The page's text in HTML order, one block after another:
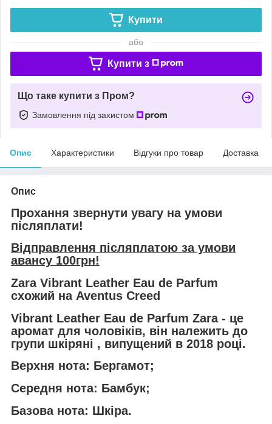
Купити
або
Купити з
Що таке купити з Пром?
Замовлення під захистом
Опис Характеристики Відгуки про товар Доставка
Опис
Прохання звернути увагу на умови
післяплати!
Відправлення післяплатою за умови
авансу 100грн!
Zara Vibrant Leather Eau de Parfum
схожий на Aventus Creed
Vibrant Leather Eau de Parfum Zara - це
аромат для чоловіків, він належить до
групи шкіряні , випущений в 2018 році.
Верхня нота: Бергамот;
Середня нота: Бамбук;
Базова нота: Шкіра.